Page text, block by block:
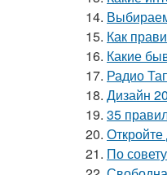
14.
15. Как
16. Какие
17. Радио
18. Дизайн
19. 35
20.
21. По